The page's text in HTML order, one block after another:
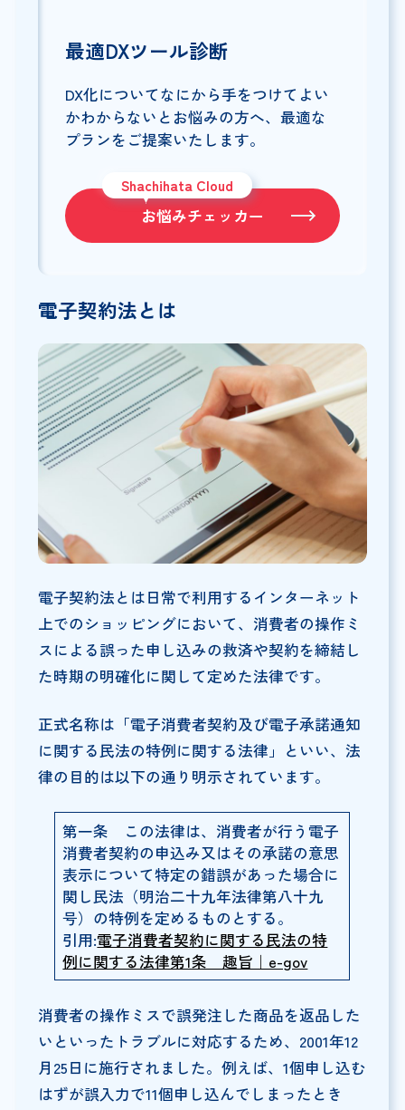
最適DXツール診断
DX化についてなにから手をつけてよい
かわからないとお悩みの方へ、最適な
プランをご提案いたします。
Shachihata Cloud
お悩みチェッカー
電子契約法とは
電子契約法とは日常で利用するインターネット
上でのショッピングにおいて、消費者の操作ミ
スによる誤った申し込みの救済や契約を締結し
た時期の明確化に関して定めた法律です。
正式名称は「電子消費者契約及び電子承諾通知
に関する民法の特例に関する法律」といい、法
律の目的は以下の通り明示されています。
第一条 この法律は、消費者が行う電子
消費者契約の申込み又はその承諾の意思
表示について特定の錯誤があった場合に
関し民法（明治二十九年法律第八十九
号）の特例を定めるものとする。
引用:電子消費者契約に関する民法の特
例に関する法律第1条 趣旨｜e-gov
消費者の操作ミスで誤発注した商品を返品した
いといったトラブルに対応するため、2001年12
月25日に施行されました。例えば、1個申し込む
はずが誤入力で11個申し込んでしまったとき